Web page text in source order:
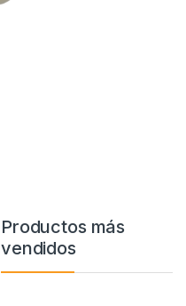
Productos más
vendidos